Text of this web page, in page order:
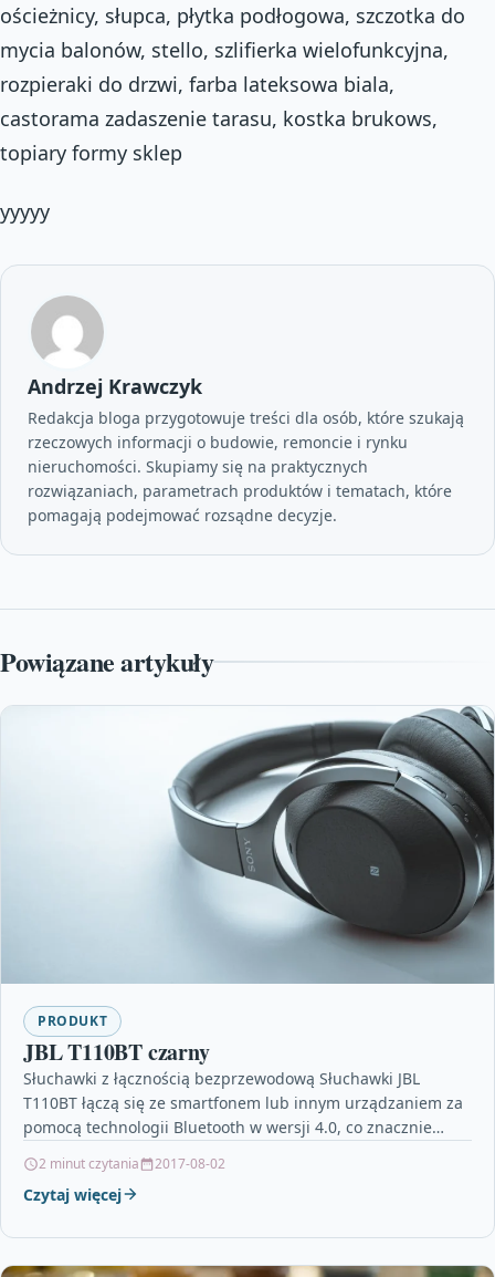
ościeżnicy, słupca, płytka podłogowa, szczotka do
mycia balonów, stello, szlifierka wielofunkcyjna,
rozpieraki do drzwi, farba lateksowa biala,
castorama zadaszenie tarasu, kostka brukows,
topiary formy sklep
yyyyy
Andrzej Krawczyk
Redakcja bloga przygotowuje treści dla osób, które szukają
rzeczowych informacji o budowie, remoncie i rynku
nieruchomości. Skupiamy się na praktycznych
rozwiązaniach, parametrach produktów i tematach, które
pomagają podejmować rozsądne decyzje.
Powiązane artykuły
PRODUKT
JBL T110BT czarny
Słuchawki z łącznością bezprzewodową Słuchawki JBL
T110BT łączą się ze smartfonem lub innym urządzaniem za
pomocą technologii Bluetooth w wersji 4.0, co znacznie
2 minut czytania 2017-08-02
Czytaj więcej